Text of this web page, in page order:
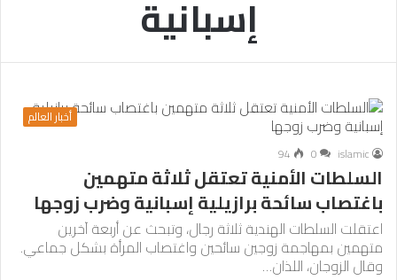
إسبانية
أخبار العالم
islamic
0
94
السلطات الأمنية تعتقل ثلاثة متهمين
باغتصاب سائحة برازيلية إسبانية وضرب زوجها
اعتقلت السلطات الهندية ثلاثة رجال، وتبحث عن أربعة آخرين
متهمين بمهاجمة زوجين سائحين واغتصاب المرأة بشكل جماعي.
وقال الزوجان، اللذان…